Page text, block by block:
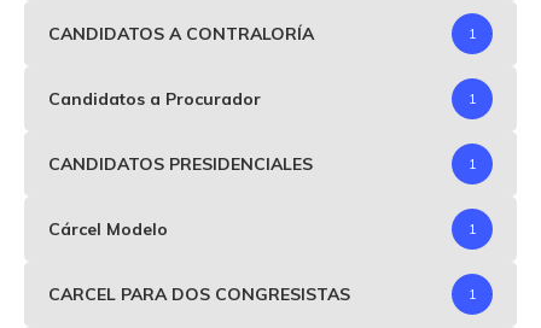
CANDIDATOS A CONTRALORÍA 1
Candidatos a Procurador 1
CANDIDATOS PRESIDENCIALES 1
Cárcel Modelo 1
CARCEL PARA DOS CONGRESISTAS 1